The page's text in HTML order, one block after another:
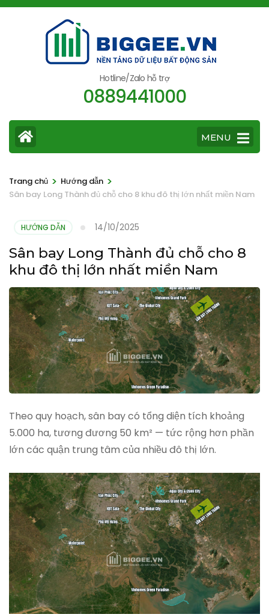
Bỏ
Enter)
Hotline/Zalo hỗ trợ
0889441000
MENU
Trang chủ > Hướng dẫn >
Sân bay Long Thành đủ chỗ cho 8 khu đô thị lớn nhất miền Nam
HƯỚNG DẪN 14/10/2025
Sân bay Long Thành đủ chỗ cho 8
khu đô thị lớn nhất miền Nam
Theo quy hoạch, sân bay có tổng diện tích khoảng
5.000 ha, tương đương 50 km² — tức rộng hơn phần
lớn các quận trung tâm của nhiều đô thị lớn.